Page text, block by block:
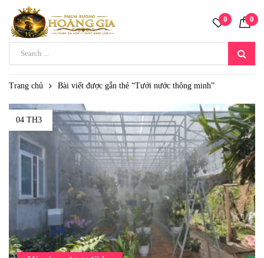
0 0
Trang chủ Bài viết được gắn thẻ “Tưới nước thông minh”
04 TH3